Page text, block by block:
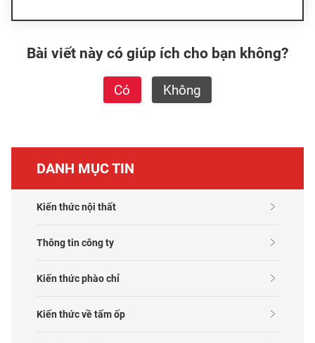
Bài viết này có giúp ích cho bạn không?
Có Không
DANH MỤC TIN
Kiến thức nội thất
Thông tin công ty
Kiến thức phào chỉ
Kiến thức về tấm ốp